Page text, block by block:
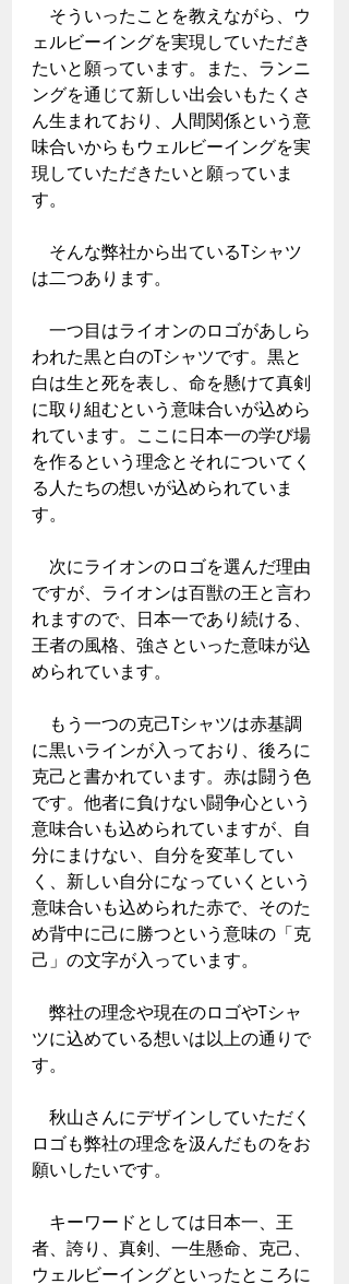
そういったことを教えながら、ウ
ェルビーイングを実現していただき
たいと願っています。また、ランニ
ングを通じて新しい出会いもたくさ
ん生まれており、人間関係という意
味合いからもウェルビーイングを実
現していただきたいと願っていま
す。
そんな弊社から出ているTシャツ
は二つあります。
一つ目はライオンのロゴがあしら
われた黒と白のTシャツです。黒と
白は生と死を表し、命を懸けて真剣
に取り組むという意味合いが込めら
れています。ここに日本一の学び場
を作るという理念とそれについてく
る人たちの想いが込められていま
す。
次にライオンのロゴを選んだ理由
ですが、ライオンは百獣の王と言わ
れますので、日本一であり続ける、
王者の風格、強さといった意味が込
められています。
もう一つの克己Tシャツは赤基調
に黒いラインが入っており、後ろに
克己と書かれています。赤は闘う色
です。他者に負けない闘争心という
意味合いも込められていますが、自
分にまけない、自分を変革してい
く、新しい自分になっていくという
意味合いも込められた赤で、そのた
め背中に己に勝つという意味の「克
己」の文字が入っています。
弊社の理念や現在のロゴやTシャ
ツに込めている想いは以上の通りで
す。
秋山さんにデザインしていただく
ロゴも弊社の理念を汲んだものをお
願いしたいです。
キーワードとしては日本一、王
者、誇り、真剣、一生懸命、克己、
ウェルビーイングといったところに